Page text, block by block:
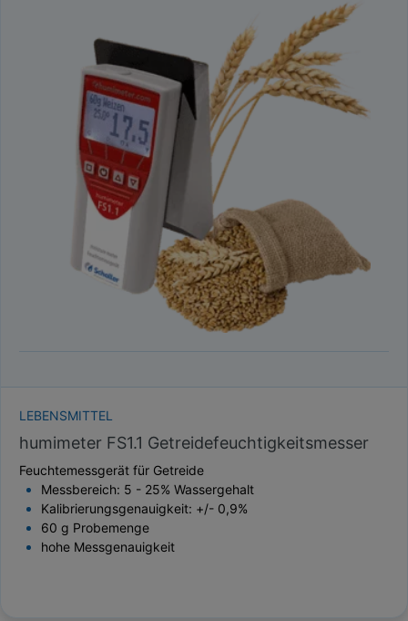
LEBENSMITTEL
humimeter FS1.1 Getreidefeuchtigkeitsmesser
Feuchtemessgerät für Getreide
Messbereich: 5 - 25% Wassergehalt
Kalibrierungsgenauigkeit: +/- 0,9%
60 g Probemenge
hohe Messgenauigkeit